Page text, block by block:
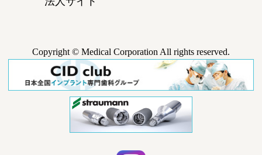
Copyright © Medical Corporation All rights reserved.